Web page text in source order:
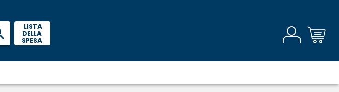
LISTA
DELLA
SPESA